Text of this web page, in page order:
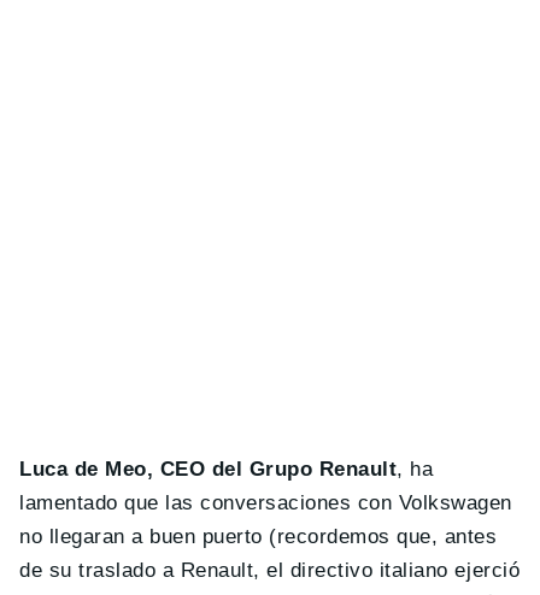
Luca de Meo, CEO del Grupo Renault, ha
lamentado que las conversaciones con Volkswagen
no llegaran a buen puerto (recordemos que, antes
de su traslado a Renault, el directivo italiano ejerció